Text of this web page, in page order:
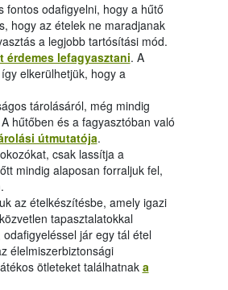
fontos odafigyelni, hogy a hűtő
hogy az ételek ne maradjanak
a legjobb tartósítási mód.
érdemes lefagyasztani. A
elkerülhetjük, hogy a
tárolásáról, még mindig
hűtőben és a fagyasztóban való
útmutatója.
csak lassítja a
mindig alaposan forraljuk fel,
az ételkészítésbe, amely igazi
tapasztalatokkal
jár egy tál étel
élelmiszerbiztonsági
ötleteket találhatnak a